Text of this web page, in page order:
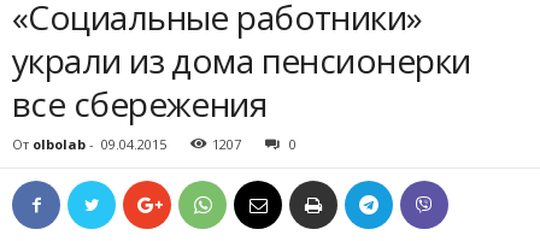
«Социальные работники»
украли из дома пенсионерки
все сбережения
От olbolab - 09.04.2015 1207 0